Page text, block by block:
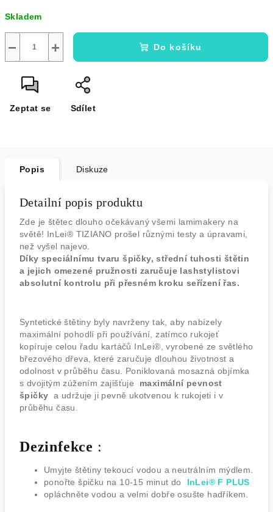
cena:
Skladem
+
− Do košíku
Zeptat se Sdílet
Popis Diskuze
Detailní popis produktu
Zde je štětec dlouho očekávaný všemi lamimakery na
světě! InLei® TIZIANO prošel různými testy a úpravami,
než vyšel najevo.
Díky speciálnímu tvaru špičky, střední tuhosti štětin
a jejich omezené pružnosti zaručuje lashstylistovi
absolutní kontrolu při přesném kroku seřízení řas.
Syntetické štětiny byly navrženy tak, aby nabízely
maximální pohodlí při používání, zatímco rukojeť
kopíruje celou řadu kartáčů InLei®, vyrobené ze světlého
březového dřeva, které zaručuje dlouhou životnost a
odolnost v průběhu času. Poniklovaná mosazná objímka
s dvojitým zúžením zajišťuje maximální pevnost
špičky a udržuje ji pevně ukotvenou k rukojeti i v
průběhu času.
Dezinfekce :
Umyjte štětiny tekoucí vodou a neutrálním mýdlem.
ponořte špičku na 10-15 minut do InLei® F PLUS
opláchněte vodou a velmi dobře osušte hadříkem.